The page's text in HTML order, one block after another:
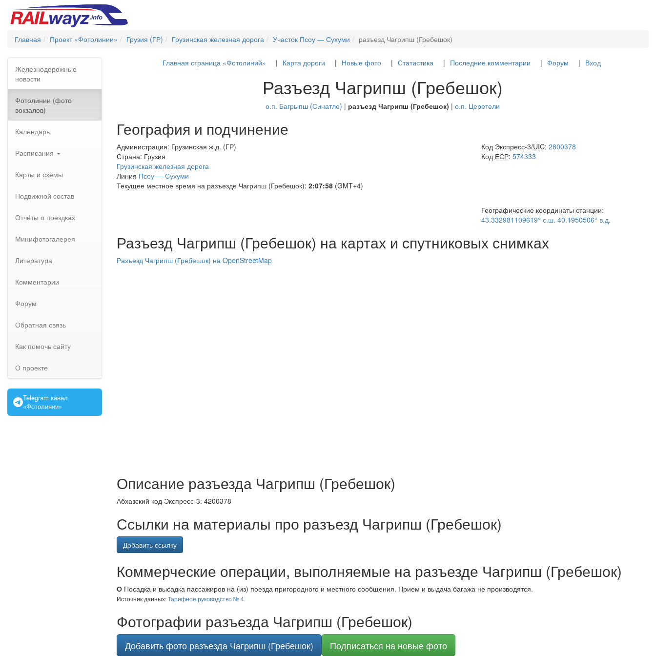
Главная Проект «Фотолинии» Грузия (ГР) Грузинская железная дорога Участок Псоу — Сухуми разъезд Чагрипш (Гребешок)
Железнодорожные
новости
Фотолинии (фото
вокзалов)
Календарь
Расписания
Карты и схемы
Подвижной состав
Отчёты о поездках
Минифотогалерея
Литература
Комментарии
Форум
Обратная связь
Как помочь сайту
О проекте
Telegram канал
«Фотолинии»
Главная страница «Фотолиний» Карта дороги Новые фото Статистика Последние комментарии Форум Вход
Разъезд Чагрипш (Гребешок)
о.п. Багрыпш (Синатле) | разъезд Чагрипш (Гребешок) | о.п. Церетели
География и подчинение
Администрация: Грузинская ж.д. (ГР)
Страна: Грузия
Грузинская железная дорога
Линия Псоу — Сухуми
Текущее местное время на разъезде Чагрипш (Гребешок): 2:07:58 (GMT+4)
Код Экспресс-3/UIC: 2800378
Код ЕСР: 574333
Географические координаты станции:
43.332981109619° с.ш. 40.1950506° в.д.
Разъезд Чагрипш (Гребешок) на картах и спутниковых снимках
Разъезд Чагрипш (Гребешок) на OpenStreetMap
Описание разъезда Чагрипш (Гребешок)
Абхазский код Экспресс-3: 4200378
Ссылки на материалы про разъезд Чагрипш (Гребешок)
Добавить ссылку
Коммерческие операции, выполняемые на разъезде Чагрипш (Гребешок)
О Посадка и высадка пассажиров на (из) поезда пригородного и местного сообщения. Прием и выдача багажа не производятся.
Источник данных:Тарифное руководство № 4.
Фотографии разъезда Чагрипш (Гребешок)
Добавить фото разъезда Чагрипш (Гребешок) Подписаться на новые фото